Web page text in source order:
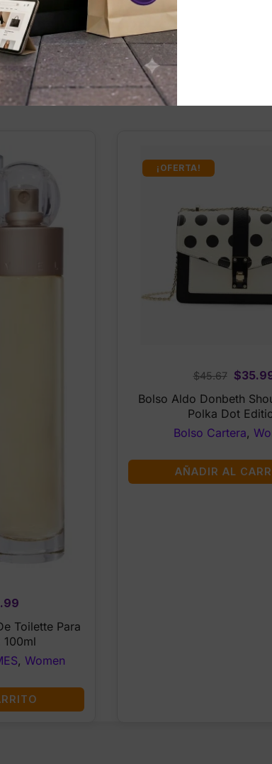
price
is:
$28.99.
Toilette Para
100ml
, Women
¡OFERTA!
$45.67
price
was:
$45.67.
$
Bolso Aldo Donbeth
Polka Dot
Bolso Cartera,
AÑADIR AL